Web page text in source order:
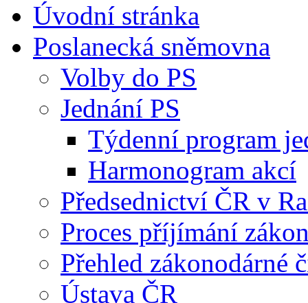
Úvodní stránka
Poslanecká sněmovna
Volby do PS
Jednání PS
Týdenní program
Harmonogram akcí
Předsednictví ČR v
Proces příjímání
Přehled zákonodárné
Ústava ČR